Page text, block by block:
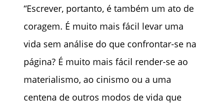
“Escrever, portanto, é também um ato de
coragem. É muito mais fácil levar uma
vida sem análise do que confrontar-se na
página? É muito mais fácil render-se ao
materialismo, ao cinismo ou a uma
centena de outros modos de vida que